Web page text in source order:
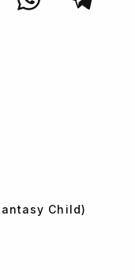
Child)